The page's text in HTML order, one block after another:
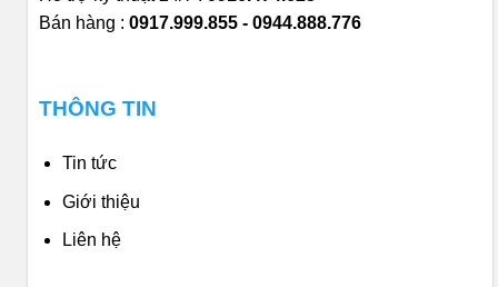
Bán hàng : 0917.999.855 - 0944.888.776
THÔNG TIN
Tin tức
Giới thiệu
Liên hệ